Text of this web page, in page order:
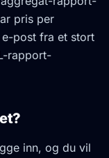
pris per
post fra et stort
rapport-
inn, og du vil